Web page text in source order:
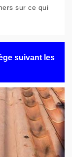
sur ce qui
suivant les